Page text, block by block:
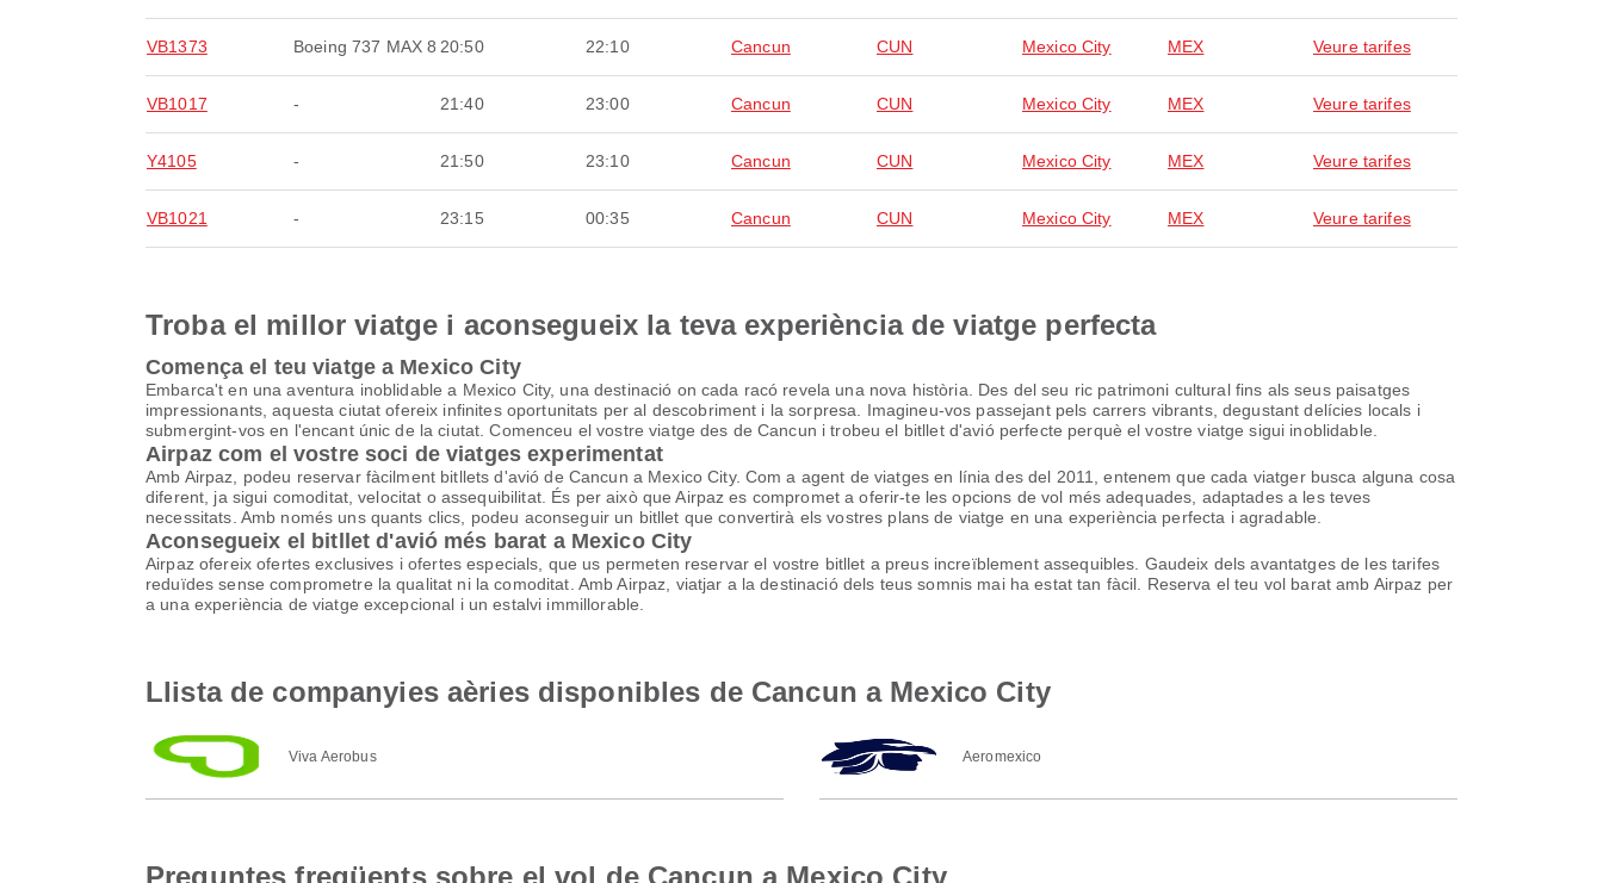
VB1373 Boeing 737 MAX 8 20:50 22:10 Cancun CUN Mexico City MEX Veure tarifes
VB1017 - 21:40 23:00 Cancun CUN Mexico City MEX Veure tarifes
Y4105 - 21:50 23:10 Cancun CUN Mexico City MEX Veure tarifes
VB1021 - 23:15 00:35 Cancun CUN Mexico City MEX Veure tarifes
Troba el millor viatge i aconsegueix la teva experiència de viatge perfecta
Comença el teu viatge a Mexico City
Embarca't en una aventura inoblidable a Mexico City, una destinació on cada racó revela una nova història. Des del seu ric patrimoni cultural fins als seus paisatges
impressionants, aquesta ciutat ofereix infinites oportunitats per al descobriment i la sorpresa. Imagineu-vos passejant pels carrers vibrants, degustant delícies locals i
submergint-vos en l'encant únic de la ciutat. Comenceu el vostre viatge des de Cancun i trobeu el bitllet d'avió perfecte perquè el vostre viatge sigui inoblidable.
Airpaz com el vostre soci de viatges experimentat
Amb Airpaz, podeu reservar fàcilment bitllets d'avió de Cancun a Mexico City. Com a agent de viatges en línia des del 2011, entenem que cada viatger busca alguna cosa
diferent, ja sigui comoditat, velocitat o assequibilitat. És per això que Airpaz es compromet a oferir-te les opcions de vol més adequades, adaptades a les teves
necessitats. Amb només uns quants clics, podeu aconseguir un bitllet que convertirà els vostres plans de viatge en una experiència perfecta i agradable.
Aconsegueix el bitllet d'avió més barat a Mexico City
Airpaz ofereix ofertes exclusives i ofertes especials, que us permeten reservar el vostre bitllet a preus increïblement assequibles. Gaudeix dels avantatges de les tarifes
reduïdes sense comprometre la qualitat ni la comoditat. Amb Airpaz, viatjar a la destinació dels teus somnis mai ha estat tan fàcil. Reserva el teu vol barat amb Airpaz per
a una experiència de viatge excepcional i un estalvi immillorable.
Llista de companyies aèries disponibles de Cancun a Mexico City
Viva Aerobus Aeromexico
Preguntes freqüents sobre el vol de Cancun a Mexico City